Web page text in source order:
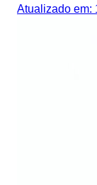
Atualizado em: